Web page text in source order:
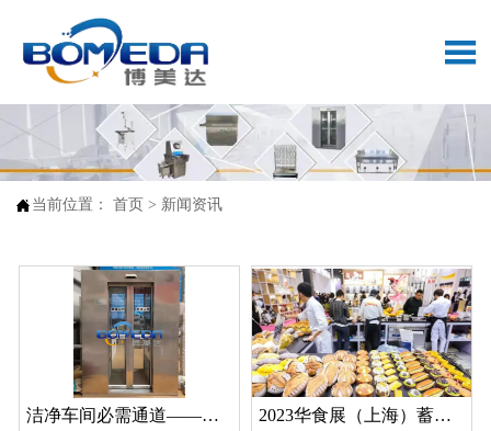

 当前位置： 首页 > 新闻资讯
洁净车间必需通道——风
2023华食展（上海）蓄势